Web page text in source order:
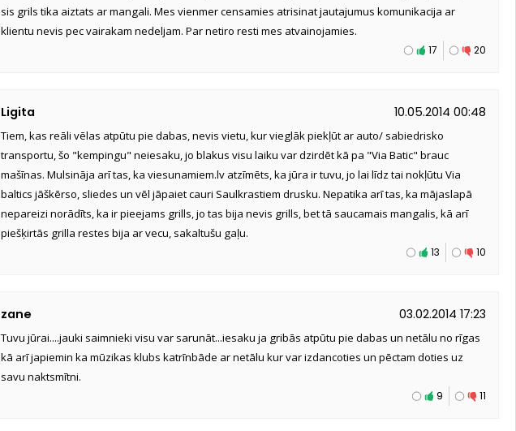
sis grils tika aiztats ar mangali. Mes vienmer censamies atrisinat jautajumus komunikacija ar
klientu nevis pec vairakam nedeljam. Par netiro resti mes atvainojamies.
20
17
Ligita 10.05.2014 00:48
Tiem, kas reāli vēlas atpūtu pie dabas, nevis vietu, kur vieglāk piekļūt ar auto/ sabiedrisko
transportu, šo "kempingu" neiesaku, jo blakus visu laiku var dzirdēt kā pa "Via Batic" brauc
mašīnas. Mulsināja arī tas, ka viesunamiem.lv atzīmēts, ka jūra ir tuvu, jo lai līdz tai nokļūtu Via
baltics jāškērso, sliedes un vēl jāpaiet cauri Saulkrastiem drusku. Nepatika arī tas, ka mājaslapā
nepareizi norādīts, ka ir pieejams grills, jo tas bija nevis grills, bet tā saucamais mangalis, kā arī
piešķirtās grilla restes bija ar vecu, sakaltušu gaļu.
10
13
zane 03.02.2014 17:23
Tuvu jūrai....jauki saimnieki visu var sarunāt...iesaku ja gribās atpūtu pie dabas un netālu no rīgas
kā arī japiemin ka mūzikas klubs katrīnbāde ar netālu kur var izdancoties un pēctam doties uz
savu naktsmītni.
11
9